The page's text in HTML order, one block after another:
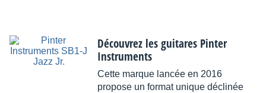
Découvrez les guitares Pinter
Instruments
Cette marque lancée en 2016
propose un format unique déclinée